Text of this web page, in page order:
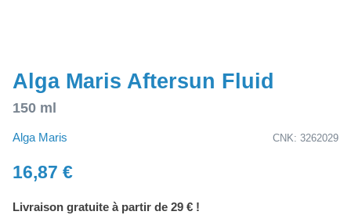
Alga Maris Aftersun Fluid
150 ml
Alga Maris CNK: 3262029
16,87 €
Livraison gratuite à partir de 29 € !